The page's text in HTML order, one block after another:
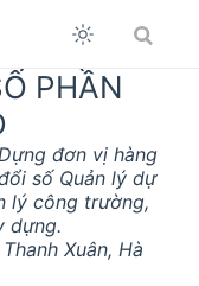
PHẦN
đơn vị hàng
số Quản lý dự
lý công trường,
dựng.
Xuân, Hà